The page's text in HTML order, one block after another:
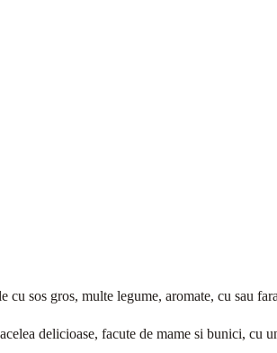
cu sos gros, multe legume, aromate, cu sau
delicioase, facute de mame si bunici, cu